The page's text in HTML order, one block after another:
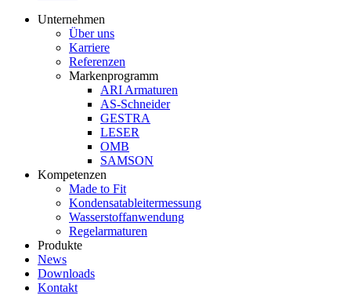
Unternehmen
Über uns
Karriere
Referenzen
Markenprogramm
ARI Armaturen
AS-Schneider
GESTRA
LESER
OMB
SAMSON
Kompetenzen
Made to Fit
Kondensat­ableiter­messung
Wasserstoff­anwendung
Regel­arma­turen
Produkte
News
Downloads
Kontakt